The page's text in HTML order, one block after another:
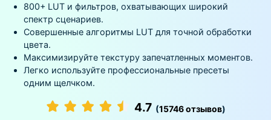
Покупка
Поддержка
Тексты
Пользователи
Видео-решения
Ресурсы
Видео промпты
100+ ИИ-промптов для
создания видео
Мастер-классы
Продвинутое обучение
режиссеров и ютуберов
Справочный центр
Наша миссия, история и
Мы всегда готовы помочь
КУПИТЬ
800+ LUT и фильтров, охватывающих широкий
спектр сценариев.
Совершенные алгоритмы LUT для точной обработки
цвета.
Максимизируйте текстуру запечатленных моментов.
Легко используйте профессиональные пресеты
одним щелчком.
4.7 (15746 отзывов)